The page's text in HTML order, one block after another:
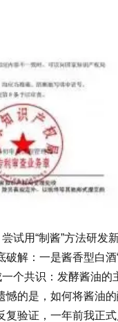
用“制酱”方法研发
解：一是酱香型白
个共识：发酵酱油
的是，如何将酱油
验证，一年前我正式